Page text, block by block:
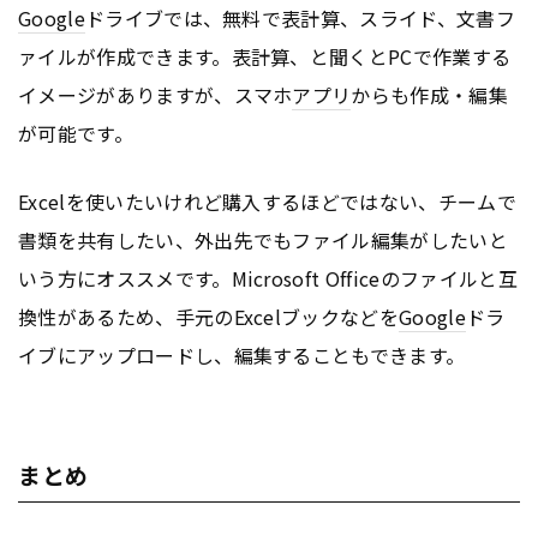
Googleドライブでは、無料で表計算、スライド、文書フ
ァイルが作成できます。表計算、と聞くとPCで作業する
イメージがありますが、スマホアプリからも作成・編集
が可能です。
Excelを使いたいけれど購入するほどではない、チームで
書類を共有したい、外出先でもファイル編集がしたいと
いう方にオススメです。Microsoft Officeのファイルと互
換性があるため、手元のExcelブックなどをGoogleドラ
イブにアップロードし、編集することもできます。
まとめ